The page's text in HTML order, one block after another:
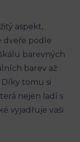
aspekt,
dveře podle
barevných
barev až
Díky tomu si
nejen ladí s
vyjadřuje vaši